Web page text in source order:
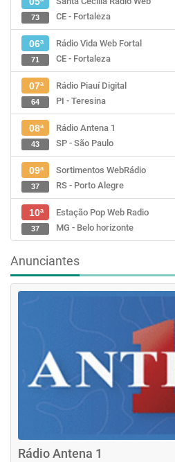
CE - Fortaleza
73
06ª
Rádio Vida Web Fortal
CE - Fortaleza
71
07ª
Rádio Piauí Digital
PI - Teresina
64
08ª
Rádio Antena 1
SP - São Paulo
43
09ª
Sortimentos WebRádio
RS - Porto Alegre
37
10ª
Estação Pop Web Radio
MG - Belo horizonte
37
Anunciantes
Rádio Antena 1